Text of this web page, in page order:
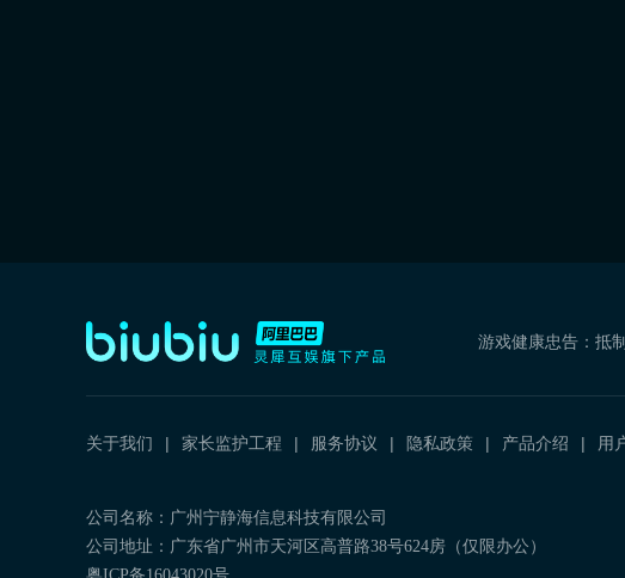
游戏健康忠告：抵
关于我们 家长监护工程 服务协议 隐私政策 产品介绍 用
公司名称：广州宁静海信息科技有限公司
公司地址：广东省广州市天河区高普路38号624房（仅限办公）